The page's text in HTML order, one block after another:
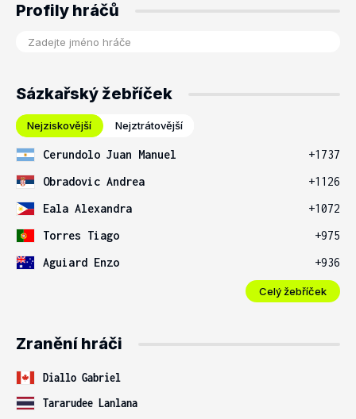
Profily hráčů
Sázkařský žebříček
Nejziskovější Nejztrátovější
Cerundolo Juan Manuel
+1737
Obradovic Andrea
+1126
Eala Alexandra
+1072
Torres Tiago
+975
Aguiard Enzo
+936
Celý žebříček
Zranění hráči
Diallo Gabriel
Tararudee Lanlana